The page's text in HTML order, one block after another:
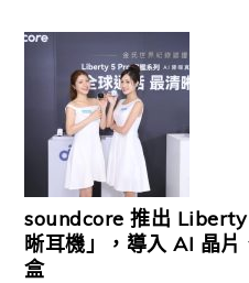
soundcore 推出
晰耳機」，導入 AI 晶
盒